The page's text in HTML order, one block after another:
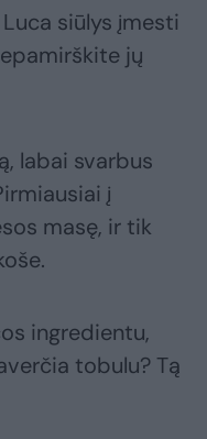
siūlys įmesti
jų
labai svarbus
į
masę, ir tik
ingredientu,
tobulu? Tą